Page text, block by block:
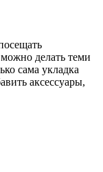
делать теми
сама укладка
аксессуары,